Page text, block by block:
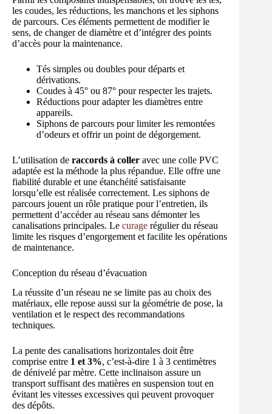
les coudes, les réductions, les manchons et les siphons
de parcours. Ces éléments permettent de modifier le
sens, de changer de diamètre et d’intégrer des points
d’accès pour la maintenance.
Tés simples ou doubles pour départs et
dérivations.
Coudes à 45° ou 87° pour respecter les trajets.
Réductions pour adapter les diamètres entre
appareils.
Siphons de parcours pour limiter les remontées
d’odeurs et offrir un point de dégorgement.
L’utilisation de raccords à coller avec une colle PVC
adaptée est la méthode la plus répandue. Elle offre une
fiabilité durable et une étanchéité satisfaisante
lorsqu’elle est réalisée correctement. Les siphons de
parcours jouent un rôle pratique pour l’entretien, ils
permettent d’accéder au réseau sans démonter les
canalisations principales. Le curage régulier du réseau
limite les risques d’engorgement et facilite les opérations
de maintenance.
Conception du réseau d’évacuation
La réussite d’un réseau ne se limite pas au choix des
matériaux, elle repose aussi sur la géométrie de pose, la
ventilation et le respect des recommandations
techniques.
La pente des canalisations horizontales doit être
comprise entre 1 et 3%, c’est-à-dire 1 à 3 centimètres
de dénivelé par mètre. Cette inclinaison assure un
transport suffisant des matières en suspension tout en
évitant les vitesses excessives qui peuvent provoquer
des dépôts.